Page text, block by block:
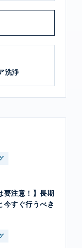
要注意！】長期
今すぐ行うべき
洗浄